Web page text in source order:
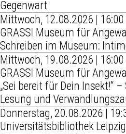
Gegenwart
Mittwoch, 12.08.2026 |
GRASSI Museum für
Schreiben im Museum:
Mittwoch, 19.08.2026 |
GRASSI Museum für
„Sei bereit für Dein Insekt!“
Lesung und
Donnerstag, 20.08.2026 |
Universitätsbibliothek